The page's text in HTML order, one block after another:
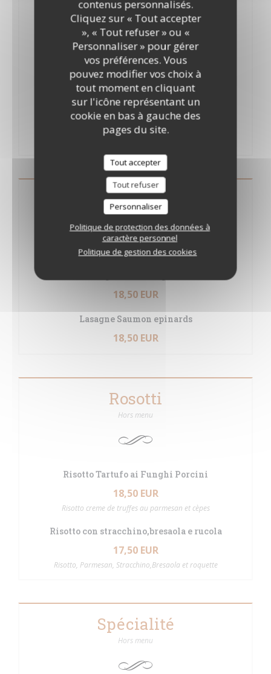
contenus personnalisés.
Cliquez sur « Tout accepter
», « Tout refuser » ou «
Personnaliser » pour gérer
vos préférences. Vous
pouvez modifier vos choix à
tout moment en cliquant
sur l'icône représentant un
cookie en bas à gauche des
pages du site.
Tout accepter
Tout refuser
Personnaliser
Politique de protection des données à
caractère personnel
Politique de gestion des cookies
Crème, ricotta, épinards, champignons
Mediterranea
16,50 EUR
Sauce tomate, thon, olives, ail, persil et piment
Salmone
17,00 EUR
Menu +2€
Al Forno
Hors menu
18,50 EUR
Lasagne Saumon epinards
18,50 EUR
Rosotti
Hors menu
Risotto Tartufo ai Funghi Porcini
18,50 EUR
Risotto creme de truffes au parmesan et cèpes
Risotto con stracchino,bresaola e rucola
17,50 EUR
Risotto, Parmesan, Stracchino,Bresaola et roquette
Spécialité
Hors menu